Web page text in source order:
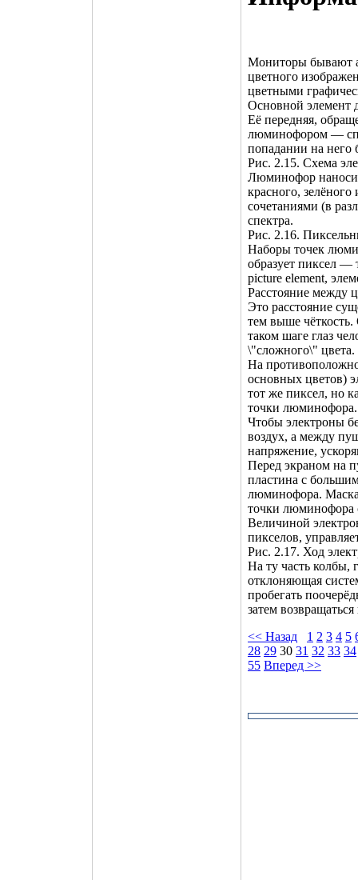
Мониторы бывают
цветного
цветными
Основной элемент
Её передняя,
люминофором —
попадании на него
Рис. 2.15. Схема
Люминофор
красного,
сочетаниями (в
спектра.
Рис. 2.16.
Наборы точек
образует пиксел —
picture element,
Расстояние между
Это расстояние
тем выше
таком шаге глаз
\"сложного\" цвета.
На
основных цветов)
тот же пиксел, но
точки люминофора.
Чтобы электроны
воздух, а между
напряжение,
Перед экраном на
пластина с
люминофора. Маска
точки люминофора
Величиной
пикселов,
Рис. 2.17. Ход
На ту часть колбы,
отклоняющая
пробегать
затем
<< Назад
1 2 3 4 5
28 29 30 31 32 33 34
55 Вперед >>